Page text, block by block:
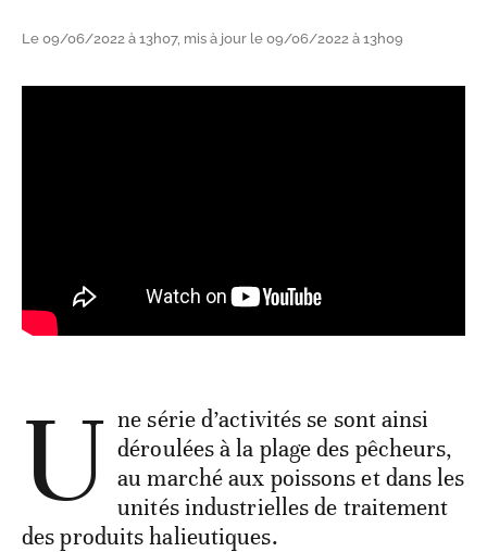
Le 09/06/2022 à 13h07, mis à jour le 09/06/2022 à 13h09
U ne série d’activités se sont ainsi
déroulées à la plage des pêcheurs,
au marché aux poissons et dans les
unités industrielles de traitement
des produits halieutiques.